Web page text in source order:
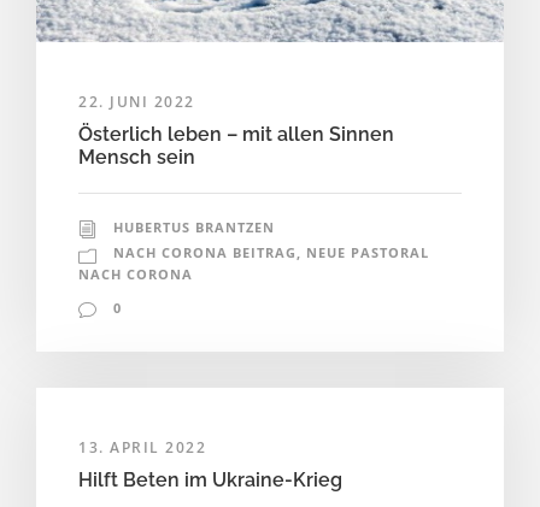
22. JUNI 2022
Österlich leben – mit allen Sinnen
Mensch sein
HUBERTUS BRANTZEN
NACH CORONA BEITRAG , NEUE PASTORAL
NACH CORONA
0
13. APRIL 2022
Hilft Beten im Ukraine-Krieg